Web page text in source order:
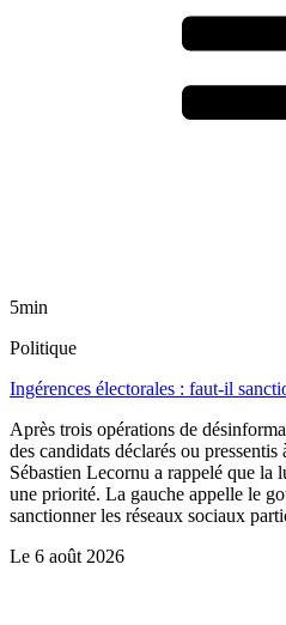
5min
Politique
Ingérences électorales : faut-il
Après trois opérations de
des candidats déclarés ou
Sébastien Lecornu a rappelé que la
une priorité. La gauche appelle le
sanctionner les réseaux sociaux
Le 6 août 2026